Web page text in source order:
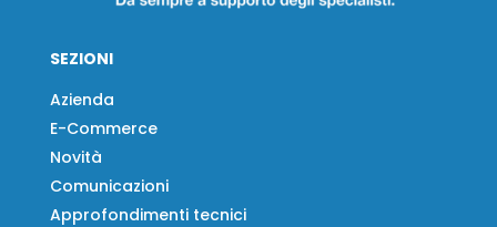
SEZIONI
Azienda
E-Commerce
Novità
Comunicazioni
Approfondimenti tecnici